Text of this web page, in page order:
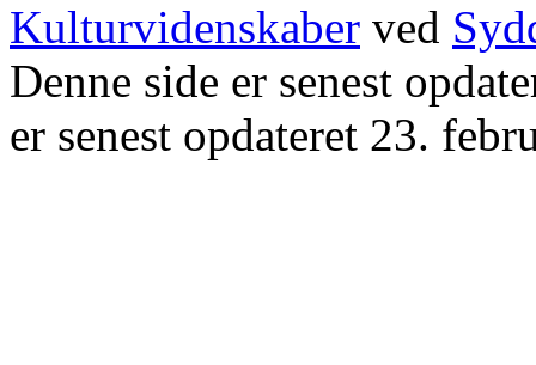
Kulturvidenskaber ved
Denne side er senest
er senest opdateret 23.